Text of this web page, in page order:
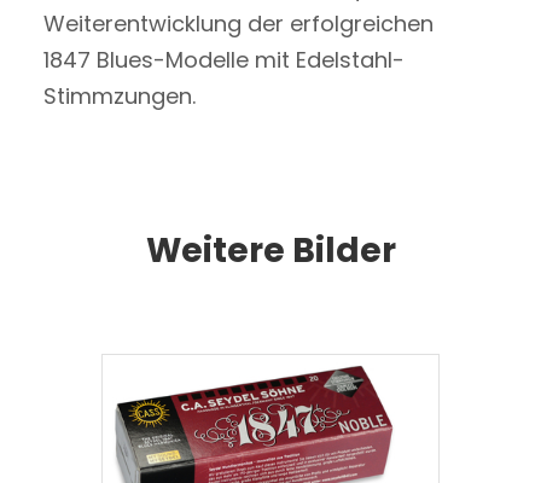
Weiterentwicklung der erfolgreichen
1847 Blues-Modelle mit Edelstahl-
Stimmzungen.
Weitere Bilder